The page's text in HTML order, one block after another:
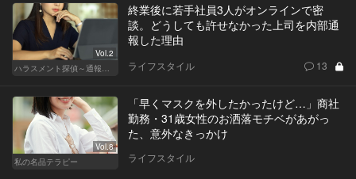
Vol.2
終業後に若手社員3人がオンラインで密
談。どうしても許せなかった上司を内部通
報した理由
ライフスタイル 13
Vol.8
私の名品テラピー
「早くマスクを外したかったけど…」商社
勤務・31歳女性のお洒落モチベがあがっ
た、意外なきっかけ
ライフスタイル